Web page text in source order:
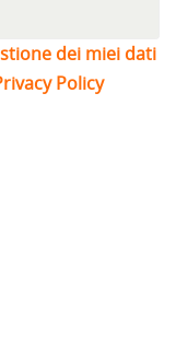
dei miei dati
Policy